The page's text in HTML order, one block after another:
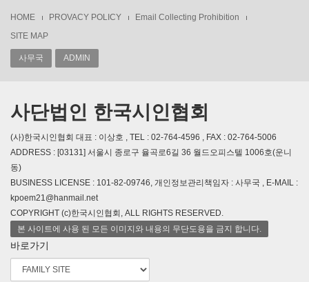
HOME PROVACY POLICY
Email Collecting Prohibition
SITE MAP
사무국 ADMIN
사단법인 한국시인협회
(사)한국시인협회 대표 : 이상호 , TEL : 02-764-4596 , FAX : 02-764-5006
ADDRESS : [03131] 서울시 종로구 율곡로6길 36 월드오피스텔 1006호(운니
동)
BUSINESS LICENSE : 101-82-09746, 개인정보관리책임자 : 사무국 , E-MAIL :
kpoem21@hanmail.net
COPYRIGHT (c)한국시인협회, ALL RIGHTS RESERVED.
본 사이트에 사용 된 모든 이미지와 내용의 무단도용을 금지 합니다.
바로가기